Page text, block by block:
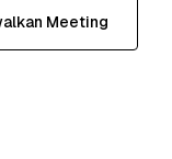
Meeting